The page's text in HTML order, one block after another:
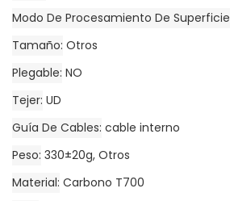
Modo De Procesamiento De Superficie
Tamaño Otros
Plegable NO
Tejer UD
Guía De Cables cable interno
Peso 330±20g, Otros
Material Carbono T700